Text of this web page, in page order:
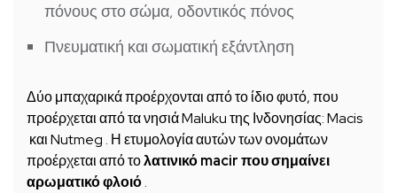
πόνους στο σώμα, οδοντικός πόνος
Πνευματική και σωματική εξάντληση
Δύο μπαχαρικά προέρχονται από το ίδιο φυτό, που
προέρχεται από τα νησιά Maluku της Ινδονησίας: Macis
και Nutmeg . Η ετυμολογία αυτών των ονομάτων
προέρχεται από τολατινικό macir που σημαίνει
αρωματικό φλοιό.